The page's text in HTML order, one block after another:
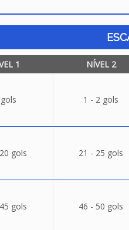
1 NÍVEL 2
1 - 2 gols
gols 21 - 25 gols
gols 46 - 50 gols